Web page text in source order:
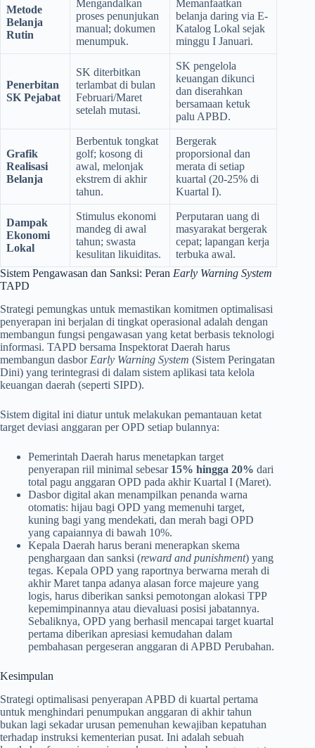
Metode
Belanja
Rutin
Mengandalkan
proses penunjukan
manual; dokumen
menumpuk.
Memanfaatkan
belanja daring via E-
Katalog Lokal sejak
minggu I Januari.
Penerbitan
SK Pejabat
SK diterbitkan
terlambat di bulan
Februari/Maret
setelah mutasi.
SK pengelola
keuangan dikunci
dan diserahkan
bersamaan ketuk
palu APBD.
Grafik
Realisasi
Belanja
Berbentuk tongkat
golf; kosong di
awal, melonjak
ekstrem di akhir
tahun.
Bergerak
proporsional dan
merata di setiap
kuartal (20-25% di
Kuartal I).
Dampak
Ekonomi
Lokal
Stimulus ekonomi
mandeg di awal
tahun; swasta
kesulitan likuiditas.
Perputaran uang di
masyarakat bergerak
cepat; lapangan kerja
terbuka awal.
Sistem Pengawasan dan Sanksi: Peran Early Warning System
TAPD
Strategi pemungkas untuk memastikan komitmen optimalisasi
penyerapan ini berjalan di tingkat operasional adalah dengan
membangun fungsi pengawasan yang ketat berbasis teknologi
informasi. TAPD bersama Inspektorat Daerah harus
membangun dasbor Early Warning System (Sistem Peringatan
Dini) yang terintegrasi di dalam sistem aplikasi tata kelola
keuangan daerah (seperti SIPD).
Sistem digital ini diatur untuk melakukan pemantauan ketat
target deviasi anggaran per OPD setiap bulannya:
Pemerintah Daerah harus menetapkan target
penyerapan riil minimal sebesar 15% hingga 20% dari
total pagu anggaran OPD pada akhir Kuartal I (Maret).
Dasbor digital akan menampilkan penanda warna
otomatis: hijau bagi OPD yang memenuhi target,
kuning bagi yang mendekati, dan merah bagi OPD
yang capaiannya di bawah 10%.
Kepala Daerah harus berani menerapkan skema
penghargaan dan sanksi (reward and punishment) yang
tegas. Kepala OPD yang raportnya berwarna merah di
akhir Maret tanpa adanya alasan force majeure yang
logis, harus diberikan sanksi pemotongan alokasi TPP
kepemimpinannya atau dievaluasi posisi jabatannya.
Sebaliknya, OPD yang berhasil mencapai target kuartal
pertama diberikan apresiasi kemudahan dalam
pembahasan pergeseran anggaran di APBD Perubahan.
Kesimpulan
Strategi optimalisasi penyerapan APBD di kuartal pertama
untuk menghindari penumpukan anggaran di akhir tahun
bukan lagi sekadar urusan pemenuhan kewajiban kepatuhan
terhadap instruksi kementerian pusat. Ini adalah sebuah